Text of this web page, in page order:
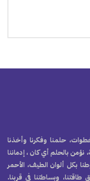
حلمنا وفكرنا وأخذنا
نؤمن بالحلم أي كان ، إدماننا
بكل ألوان الطيف، الأحمر
وبساطتنا في قربنا.